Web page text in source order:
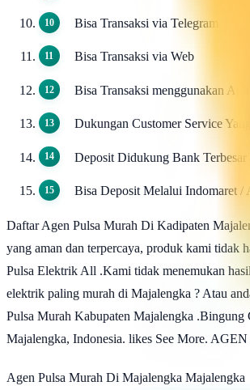
Bisa Transaksi via Telegram
Bisa Transaksi via Web
Bisa Transaksi menggunakan
Dukungan Customer Service
Deposit Didukung Bank
Bisa Deposit Melalui Indomaret /
Daftar Agen Pulsa Murah Di Kadipaten
yang aman dan terpercaya, produk kami tidak
Pulsa Elektrik All .Kami tidak menemukan
elektrik paling murah di Majalengka ? Atau
Pulsa Murah Kabupaten Majalengka
Majalengka, Indonesia. likes See More.
Agen Pulsa Murah Di Majalengka Majalengka